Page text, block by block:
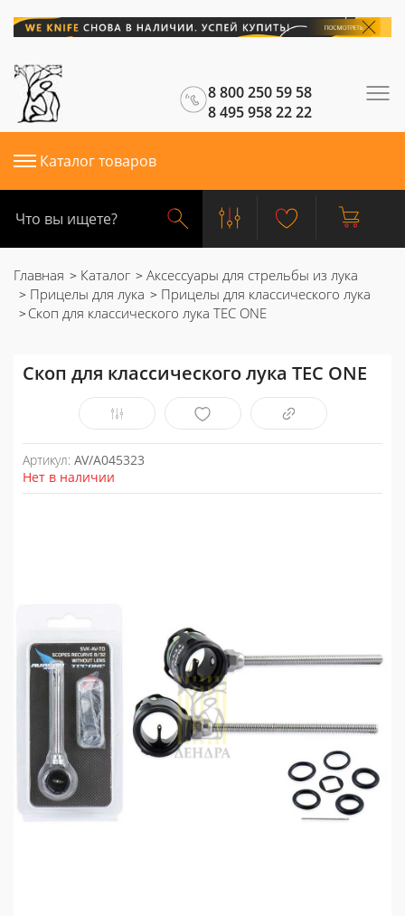
8 800 250 59 58
8 495 958 22 22
Каталог товаров
Главная Каталог
Аксессуары для стрельбы из лука
Прицелы для лука
Прицелы для классического лука
Скоп для классического лука TEC ONE
Скоп для классического лука TEC ONE
Артикул: AV/A045323
Нет в наличии